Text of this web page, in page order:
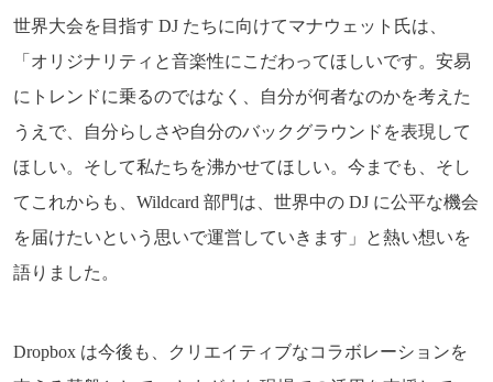
世界大会を目指す DJ たちに向けてマナウェット氏は、
「オリジナリティと音楽性にこだわってほしいです。安易
にトレンドに乗るのではなく、自分が何者なのかを考えた
うえで、自分らしさや自分のバックグラウンドを表現して
ほしい。そして私たちを沸かせてほしい。今までも、そし
てこれからも、Wildcard 部門は、世界中の DJ に公平な機会
を届けたいという思いで運営していきます」と熱い想いを
語りました。
Dropbox は今後も、クリエイティブなコラボレーションを